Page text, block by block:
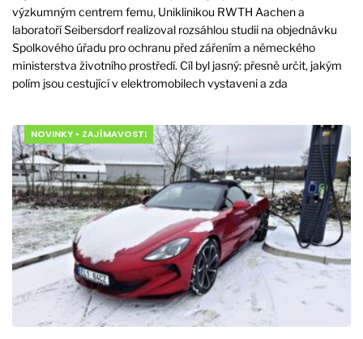
výzkumným centrem femu, Uniklinikou RWTH Aachen a
laboratoří Seibersdorf realizoval rozsáhlou studii na objednávku
Spolkového úřadu pro ochranu před zářením a německého
ministerstva životního prostředí. Cíl byl jasný: přesně určit, jakým
polím jsou cestující v elektromobilech vystaveni a zda
NOVINKY • ZAJÍMAVOSTI